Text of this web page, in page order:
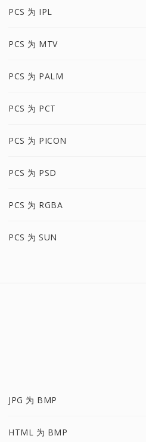
PCS 为 IPL
PCS 为 MTV
PCS 为 PALM
PCS 为 PCT
PCS 为 PICON
PCS 为 PSD
PCS 为 RGBA
PCS 为 SUN
JPG 为 BMP
HTML 为 BMP